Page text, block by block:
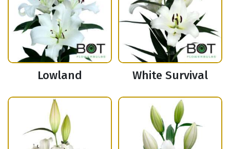
Lowland White Survival